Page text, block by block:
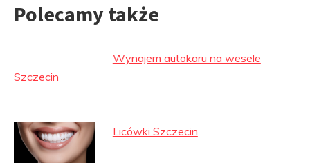
Polecamy także
Wynajem autokaru na wesele
Szczecin
Licówki Szczecin